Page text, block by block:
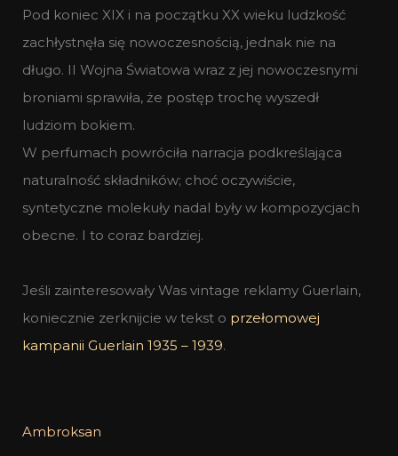
Pod koniec XIX i na początku XX wieku ludzkość
zachłystnęła się nowoczesnością, jednak nie na
długo. II Wojna Światowa wraz z jej nowoczesnymi
broniami sprawiła, że postęp trochę wyszedł
ludziom bokiem.
W perfumach powróciła narracja podkreślająca
naturalność składników; choć oczywiście,
syntetyczne molekuły nadal były w kompozycjach
obecne. I to coraz bardziej.
Jeśli zainteresowały Was vintage reklamy Guerlain,
koniecznie zerknijcie w tekst o przełomowej
kampanii Guerlain 1935 – 1939.
Ambroksan